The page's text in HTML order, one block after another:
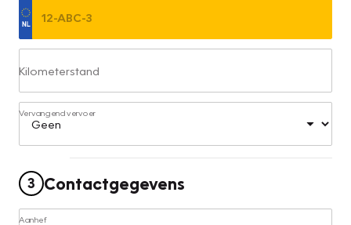
Kilometerstand
Vervangend vervoer
3 Contactgegevens
Aanhef